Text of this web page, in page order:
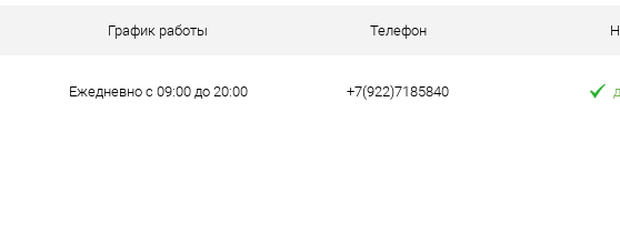
График работы Телефон
Ежедневно с 09:00 до 20:00 +7(922)7185840